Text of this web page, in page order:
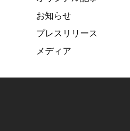
お知らせ
プレスリリース
メディア